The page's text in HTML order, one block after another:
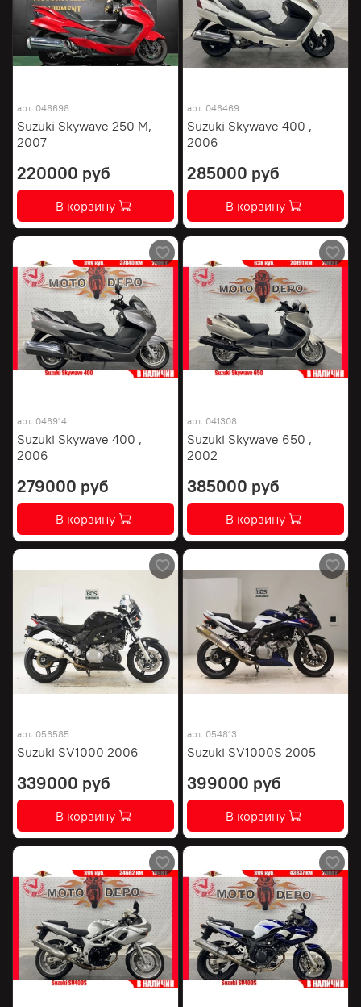
арт. 048698
Suzuki Skywave 250 M,
2007
220000 руб
В корзину
арт. 046469
Suzuki Skywave 400 ,
2006
285000 руб
В корзину
арт. 046914
Suzuki Skywave 400 ,
2006
279000 руб
В корзину
арт. 041308
Suzuki Skywave 650 ,
2002
385000 руб
В корзину
арт. 056585
Suzuki SV1000 2006
339000 руб
В корзину
арт. 054813
Suzuki SV1000S 2005
399000 руб
В корзину